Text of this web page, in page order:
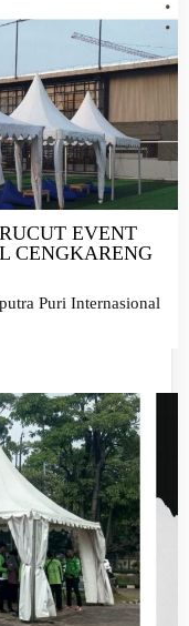
EVENT
CENGKARENG
Puri Internasional